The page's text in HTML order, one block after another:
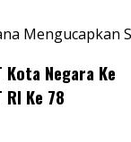
Mengucapkan
Negara Ke
Ke 78